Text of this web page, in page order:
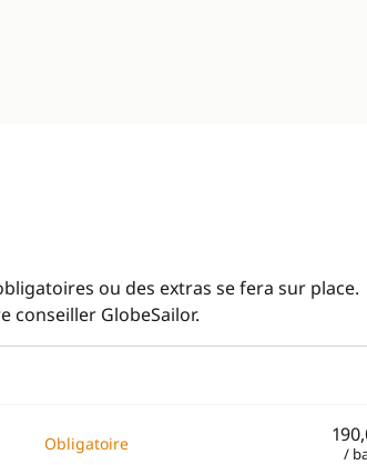
ou des extras se fera sur place.
conseiller GlobeSailor.
Obligatoire
/